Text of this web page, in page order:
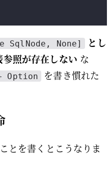
SqlNode, None]
とし
照が存在しない な
Option
を書き慣れた
とを書くとこうなりま